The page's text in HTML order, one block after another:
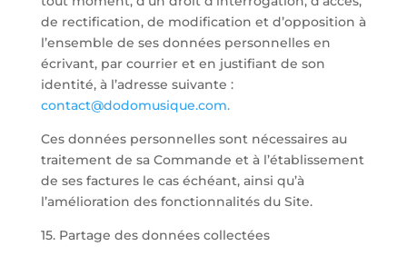
de rectification, de modification et d’opposition à
l’ensemble de ses données personnelles en
écrivant, par courrier et en justifiant de son
identité, à l’adresse suivante :
contact@dodomusique.com.
Ces données personnelles sont nécessaires au
traitement de sa Commande et à l’établissement
de ses factures le cas échéant, ainsi qu’à
l’amélioration des fonctionnalités du Site.
15. Partage des données collectées